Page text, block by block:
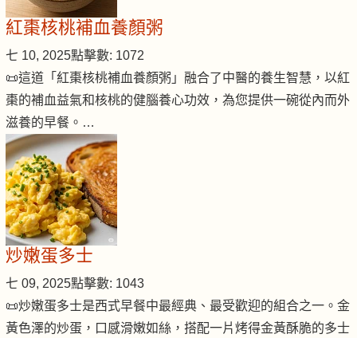
紅棗核桃補血養顏粥
七 10, 2025點擊數: 1072
📜這道「紅棗核桃補血養顏粥」融合了中醫的養生智慧，以紅
棗的補血益氣和核桃的健腦養心功效，為您提供一碗從內而外
滋養的早餐。…
炒嫩蛋多士
七 09, 2025點擊數: 1043
📜炒嫩蛋多士是西式早餐中最經典、最受歡迎的組合之一。金
黃色澤的炒蛋，口感滑嫩如絲，搭配一片烤得金黃酥脆的多士